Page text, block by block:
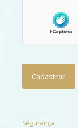
Segurança